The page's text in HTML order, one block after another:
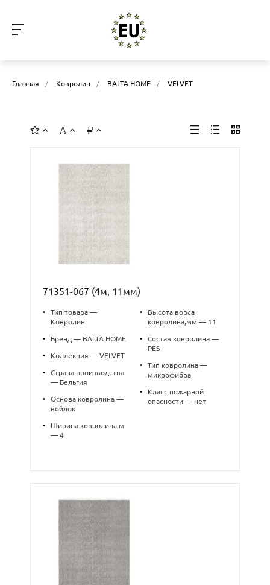
Главная / Ковролин / BALTA HOME / VELVET
71351-067 (4м, 11мм)
•
Тип товара —
Ковролин
• Бренд — BALTA HOME
• Коллекция — VELVET
•
Страна производства
— Бельгия
•
Основа ковролина —
войлок
•
Ширина ковролина,м
— 4
•
Высота ворса
ковролина,мм — 11
•
Состав ковролина —
PES
•
Тип ковролина —
микрофибра
•
Класс пожарной
опасности — нет